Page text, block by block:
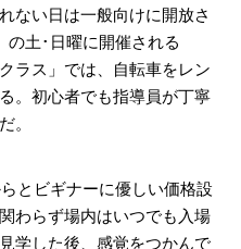
ない日は一般向けに開放さ
の土･日曜に開催される
ラス」では、自転車をレン
。初心者でも指導員が丁寧
。
とビギナーに優しい価格設
わらず場内はいつでも入場
学した後、感覚をつかんで